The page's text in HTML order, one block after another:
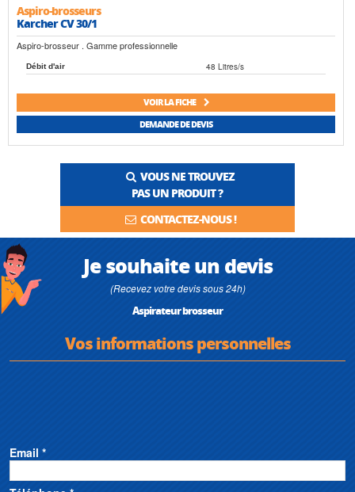
Aspiro-brosseurs
Karcher CV 30/1
Aspiro-brosseur . Gamme professionnelle
Débit d'air 48 Litres/s
VOIR LA FICHE
DEMANDE DE DEVIS
VOUS NE TROUVEZ
PAS UN PRODUIT ?
CONTACTEZ-NOUS !
Je souhaite un devis
(Recevez votre devis sous 24h)
Aspirateur brosseur
Vos informations personnelles
Email *